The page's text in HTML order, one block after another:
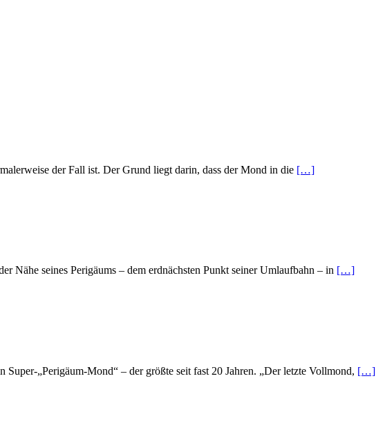
der Fall ist. Der Grund liegt darin, dass der Mond in die […]
Nähe seines Perigäums – dem erdnächsten Punkt seiner Umlaufbahn – in […]
„Perigäum-Mond“ – der größte seit fast 20 Jahren. „Der letzte Vollmond, […]